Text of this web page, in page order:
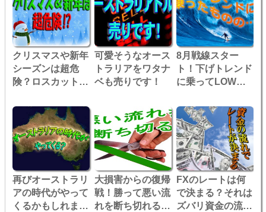
クリスマスや新年
シーズンは超危
険？ロスカット狙
きない！
可愛そうなオース
トラリアをワタナ
ベも売りです！
8月戦線スター
ト！下げトレンド
に乗ってLOW予
も……？！
再びオーストラリ
アの時代がやって
くるかもしれませ
大損害からの復帰
戦！勝って悪い流
れを断ち切れる
FXのレートは何
で決まる？それは
ズバリ資金の流